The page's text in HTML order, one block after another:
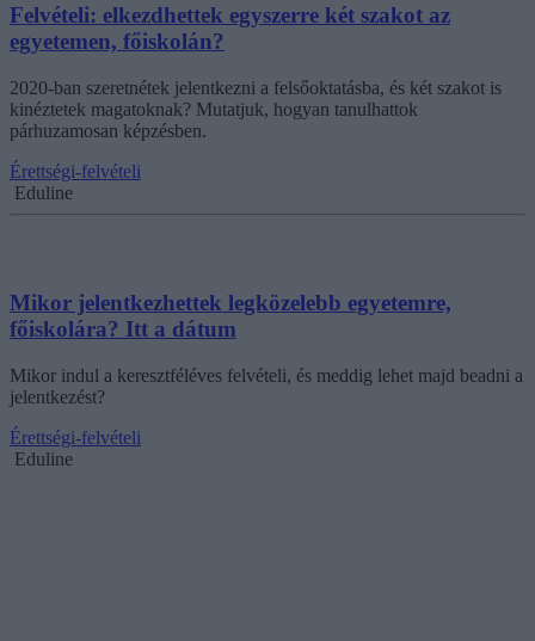
Felvételi: elkezdhettek egyszerre két szakot az
egyetemen, főiskolán?
2020-ban szeretnétek jelentkezni a felsőoktatásba, és két szakot is
kinéztetek magatoknak? Mutatjuk, hogyan tanulhattok
párhuzamosan képzésben.
Érettségi-felvételi
Eduline
Mikor jelentkezhettek legközelebb egyetemre,
főiskolára? Itt a dátum
Mikor indul a keresztféléves felvételi, és meddig lehet majd beadni a
jelentkezést?
Érettségi-felvételi
Eduline